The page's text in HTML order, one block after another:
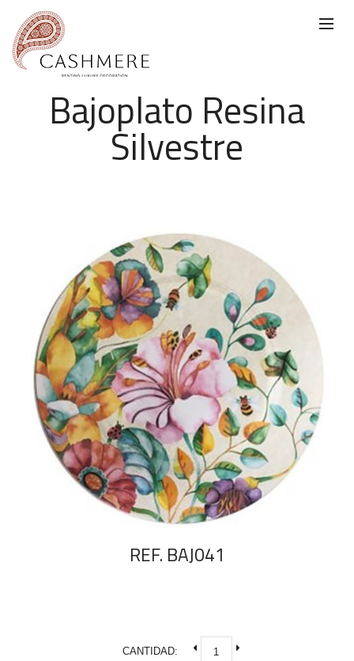
Bajoplato Resina
Silvestre
REF. BAJ041
CANTIDAD: